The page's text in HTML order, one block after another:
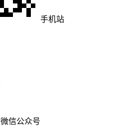
手机站
微信公众号